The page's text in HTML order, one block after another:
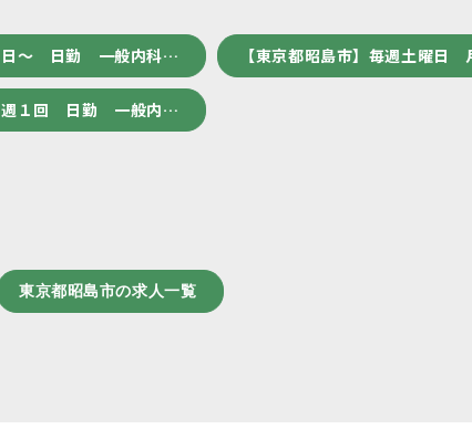
日～ 日勤 一般内科… 【東京都昭島市】毎週土曜
週１回 日勤 一般内…
東京都昭島市の求人一覧